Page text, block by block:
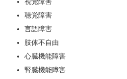
聴覚障害
言語障害
肢体不自由
心臓機能障害
腎臓機能障害